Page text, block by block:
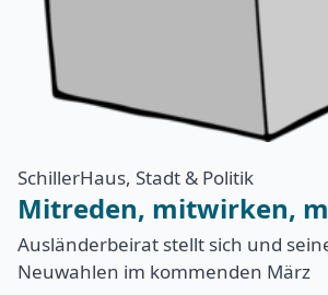
SchillerHaus, Stadt & Politik
Mitreden, mitwirken,
Ausländerbeirat stellt sich und
Neuwahlen im kommenden März